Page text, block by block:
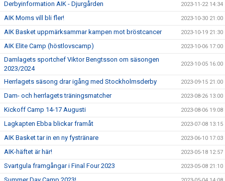
Derbyinformation AIK - Djurgården 2023-11-22 14:34
AIK Moms vill bli fler! 2023-10-30 21:00
AIK Basket uppmärksammar kampen mot bröstcancer 2023-10-19 21:30
AIK Elite Camp (höstlovscamp) 2023-10-06 17:00
Damlagets sportchef Viktor Bengtsson om säsongen
2023/2024
2023-10-05 16:00
Herrlagets säsong drar igång med Stockholmsderby 2023-09-15 21:00
Dam- och herrlagets träningsmatcher 2023-08-26 13:00
Kickoff Camp 14-17 Augusti 2023-08-06 19:08
Lagkapten Ebba blickar framåt 2023-07-08 13:15
AIK Basket tar in en ny fystränare 2023-06-10 17:03
AIK-häftet är här! 2023-05-18 12:57
Svartgula framgångar i Final Four 2023 2023-05-08 21:10